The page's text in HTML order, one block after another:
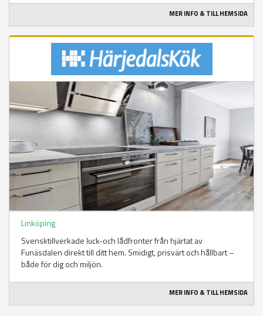
MER INFO & TILL HEMSIDA
Linköping
Svensktillverkade luck-och lådfronter från hjärtat av
Funäsdalen direkt till ditt hem. Smidigt, prisvärt och hållbart –
både för dig och miljön.
MER INFO & TILL HEMSIDA